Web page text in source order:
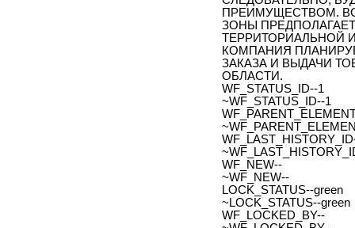
ПРЕИМУЩЕСТВОМ.
ЗОНЫ
ТЕРРИТОРИАЛЬНОЙ
КОМПАНИЯ
ЗАКАЗА И ВЫДАЧИ
ОБЛАСТИ.
WF_STATUS_ID--1
~WF_STATUS_ID--1
WF_NEW--
~WF_NEW--
LOCK_STATUS--green
~LOCK_STATUS--green
WF_LOCKED_BY--